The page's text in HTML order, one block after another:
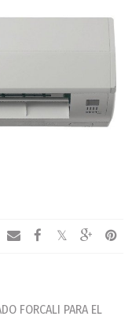
FORCALI PARA EL